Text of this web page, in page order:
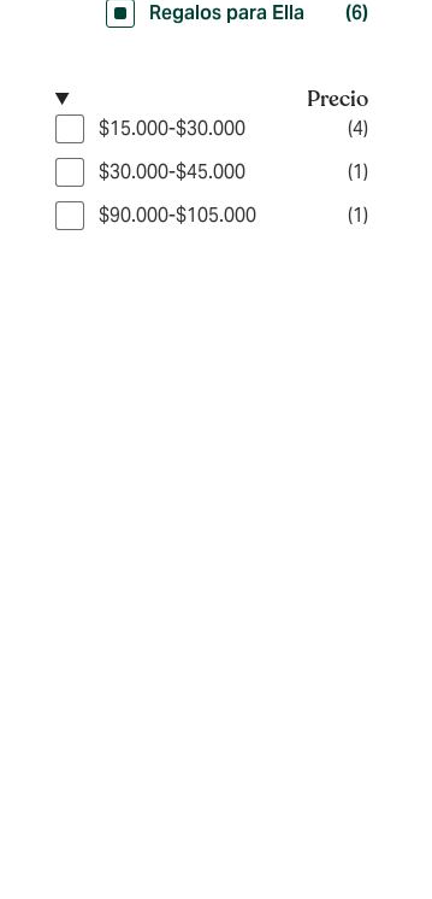
Regalos para Ella
(6)
Precio
$15.000-$30.000
(4)
$30.000-$45.000
(1)
$90.000-$105.000
(1)